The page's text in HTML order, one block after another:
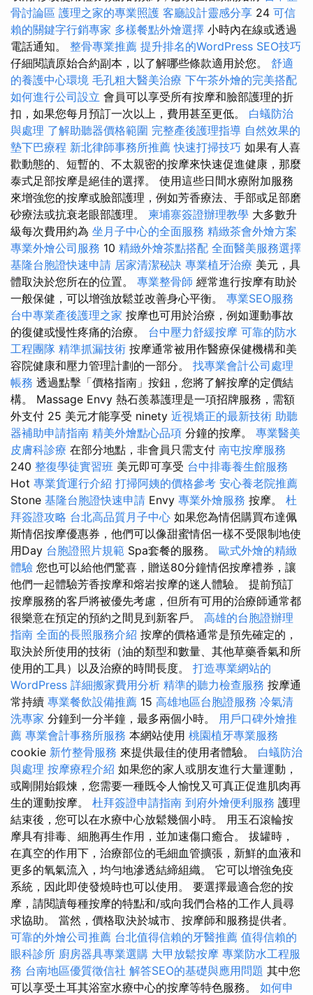
骨討論區 護理之家的專業照護 客廳設計靈感分享 24 可信
賴的關鍵字行銷專家 多樣餐點外燴選擇 小時內在線或透過
電話通知。 整骨專業推薦 提升排名的WordPress SEO技巧
仔細閱讀原始合約副本，以了解哪些條款適用於您。 舒適
的養護中心環境 毛孔粗大醫美治療 下午茶外燴的完美搭配
如何進行公司設立 會員可以享受所有按摩和臉部護理的折
扣，如果您每月預訂一次以上，費用甚至更低。 白蟻防治
與處理 了解助聽器價格範圍 完整產後護理指導 自然效果的
墊下巴療程 新北律師事務所推薦 快速打掃技巧 如果有人喜
歡動態的、短暫的、不太親密的按摩來快速促進健康，那麼
泰式足部按摩是絕佳的選擇。 使用這些日間水療附加服務
來增強您的按摩或臉部護理，例如芳香療法、手部或足部磨
砂療法或抗衰老眼部護理。 柬埔寨簽證辦理教學 大多數升
級每次費用約為 坐月子中心的全面服務 精緻茶會外燴方案
專業外燴公司服務 10 精緻外燴茶點搭配 全面醫美服務選擇
基隆台胞證快速申請 居家清潔秘訣 專業植牙治療 美元，具
體取決於您所在的位置。 專業整骨師 經常進行按摩有助於
一般保健，可以增強放鬆並改善身心平衡。 專業SEO服務
台中專業產後護理之家 按摩也可用於治療，例如運動事故
的復健或慢性疼痛的治療。 台中壓力舒緩按摩 可靠的防水
工程團隊 精準抓漏技術 按摩通常被用作醫療保健機構和美
容院健康和壓力管理計劃的一部分。 找專業會計公司處理
帳務 透過點擊「價格指南」按鈕，您將了解按摩的定價結
構。 Massage Envy 熱石羨慕護理是一項招牌服務，需額
外支付 25 美元才能享受 ninety 近視矯正的最新技術 助聽
器補助申請指南 精美外燴點心品項 分鐘的按摩。 專業醫美
皮膚科診療 在部分地點，非會員只需支付 南屯按摩服務
240 整復學徒實習班 美元即可享受 台中排毒養生館服務
Hot 專業貨運行介紹 打掃阿姨的價格參考 安心養老院推薦
Stone 基隆台胞證快速申請 Envy 專業外燴服務 按摩。 杜
拜簽證攻略 台北高品質月子中心 如果您為情侶購買布達佩
斯情侶按摩優惠券，他們可以像甜蜜情侶一樣不受限制地使
用Day 台胞證照片規範 Spa套餐的服務。 歐式外燴的精緻
體驗 您也可以給他們驚喜，贈送80分鐘情侶按摩禮券，讓
他們一起體驗芳香按摩和熔岩按摩的迷人體驗。 提前預訂
按摩服務的客戶將被優先考慮，但所有可用的治療師通常都
很樂意在預定的預約之間見到新客戶。 高雄的台胞證辦理
指南 全面的長照服務介紹 按摩的價格通常是預先確定的，
取決於所使用的技術（油的類型和數量、其他草藥香氣和所
使用的工具）以及治療的時間長度。 打造專業網站的
WordPress 詳細搬家費用分析 精準的聽力檢查服務 按摩通
常持續 專業餐飲設備推薦 15 高雄地區台胞證服務 冷氣清
洗專家 分鐘到一分半鐘，最多兩個小時。 用戶口碑外燴推
薦 專業會計事務所服務 本網站使用 桃園植牙專業服務
cookie 新竹整骨服務 來提供最佳的使用者體驗。 白蟻防治
與處理 按摩療程介紹 如果您的家人或朋友進行大量運動，
或剛開始鍛煉，您需要一種既令人愉悅又可真正促進肌肉再
生的運動按摩。 杜拜簽證申請指南 到府外燴便利服務 護理
結束後，您可以在水療中心放鬆幾個小時。 用玉石滾輪按
摩具有排毒、細胞再生作用，並加速傷口癒合。 拔罐時，
在真空的作用下，治療部位的毛細血管擴張，新鮮的血液和
更多的氧氣流入，均勻地滲透結締組織。 它可以增強免疫
系統，因此即使發燒時也可以使用。 要選擇最適合您的按
摩，請閱讀每種按摩的特點和/或向我們合格的工作人員尋
求協助。 當然，價格取決於城市、按摩師和服務提供者。
可靠的外燴公司推薦 台北值得信賴的牙醫推薦 值得信賴的
眼科診所 廚房器具專業選購 大甲放鬆按摩 專業防水工程服
務 台南地區優質徵信社 解答SEO的基礎與應用問題 其中您
可以享受土耳其浴室水療中心的按摩等特色服務。 如何申